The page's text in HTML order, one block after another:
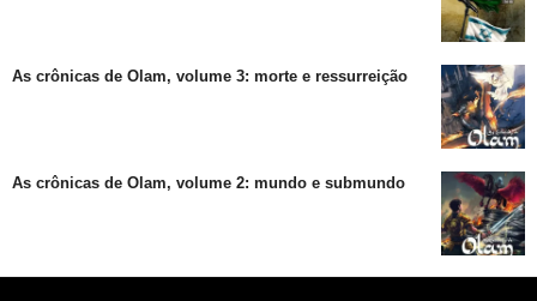
As crônicas de Olam, volume 3: morte e ressurreição
As crônicas de Olam, volume 2: mundo e submundo